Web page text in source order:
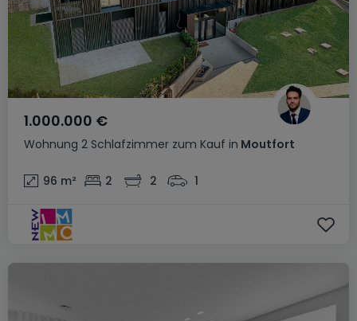
Wohnung 2 Schlafzimmer zum Kauf in Moutfort
1.000.000 €
96 m² 2 2 1